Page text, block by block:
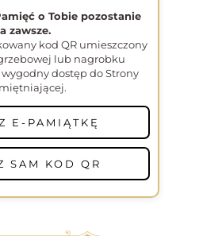
o Tobie pozostanie
zawsze.
kod QR umieszczony
lub nagrobku
dostęp do Strony
E-PAMIĄTKĘ
SAM KOD QR